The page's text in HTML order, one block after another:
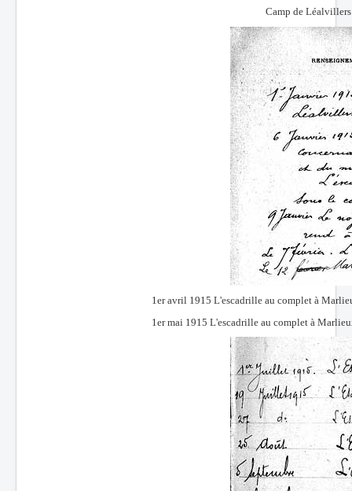
Camp de
1er avril 1915 L'escadrille au complet à
1er mai 1915 L'escadrille au complet à